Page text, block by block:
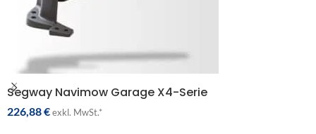
Segway Navimow Garage X4-Serie
226,88€exkl. MwSt.*